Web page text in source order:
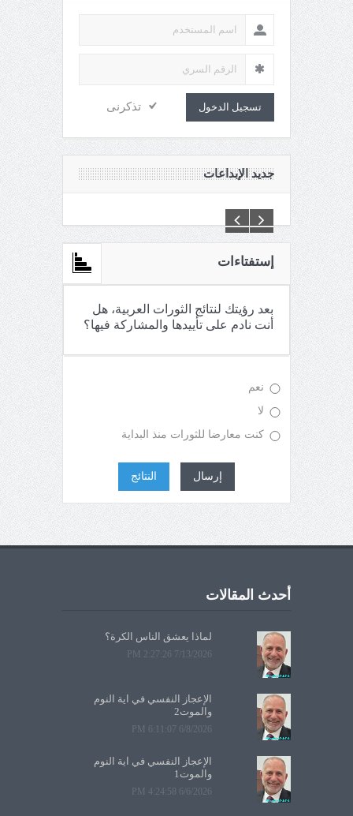
تسجيل الدخول تذكرنى
جديد الإبداعات
إستفتاءات
بعد رؤيتك لنتائج الثورات العربية، هل
أنت نادم على تأييدها والمشاركة فيها؟
نعم
لا
كنت معارضا للثورات منذ البداية
إرسال النتائج
أحدث المقالات
لماذا يعشق الناس الكرة؟
7/13/2026 2:27:26 PM
الإعجاز النفسي في آية النوم
والموت2
6/8/2026 6:11:07 PM
الإعجاز النفسي في آية النوم
والموت1
6/6/2026 4:24:58 PM